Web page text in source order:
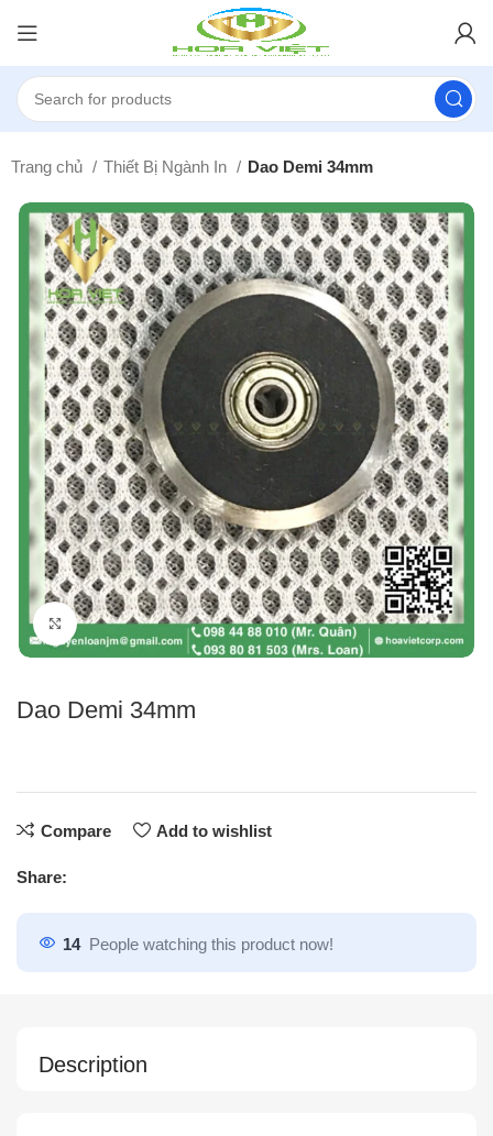
Trang chủ Thiết Bị Ngành In Dao Demi 34mm
Click to enlarge
Dao Demi 34mm
Compare Add to wishlist
Share:
14 People watching this product now!
Description